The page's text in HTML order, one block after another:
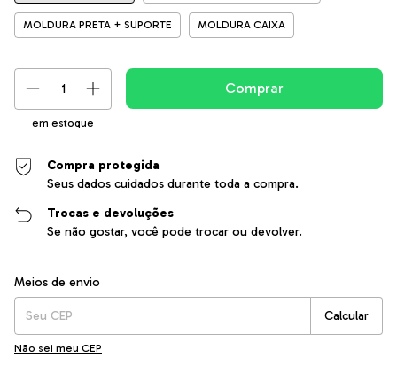
MOLDURA PRETA + SUPORTE MOLDURA CAIXA
em estoque
Compra protegida
Seus dados cuidados durante toda a compra.
Trocas e devoluções
Se não gostar, você pode trocar ou devolver.
Entregas para o CEP:
Meios de envio
Calcular
Não sei meu CEP